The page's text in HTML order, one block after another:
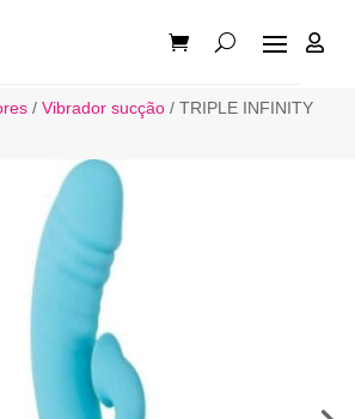

/ Vibrador sucção/ TRIPLE INFINITY